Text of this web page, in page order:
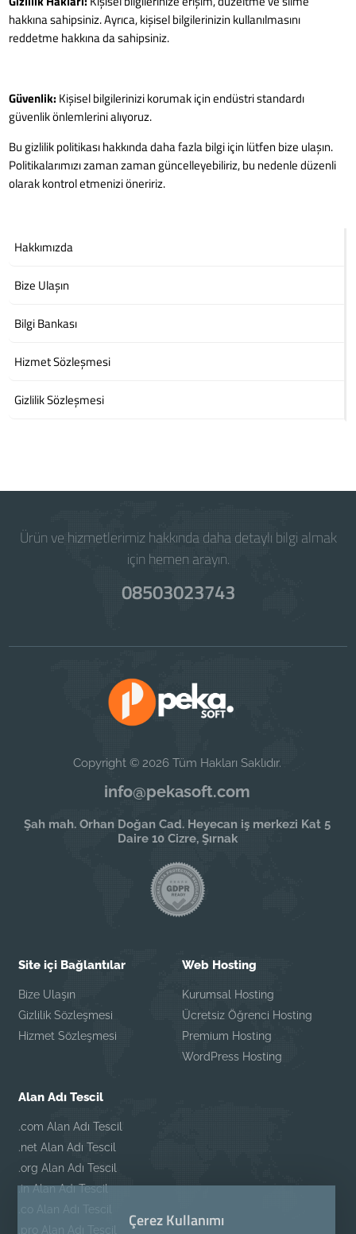
hakkına sahipsiniz. Ayrıca, kişisel bilgilerinizin kullanılmasını
reddetme hakkına da sahipsiniz.
Güvenlik: Kişisel bilgilerinizi korumak için endüstri standardı
güvenlik önlemlerini alıyoruz.
Bu gizlilik politikası hakkında daha fazla bilgi için lütfen bize ulaşın.
Politikalarımızı zaman zaman güncelleyebiliriz, bu nedenle düzenli
olarak kontrol etmenizi öneririz.
Hakkımızda
Bize Ulaşın
Bilgi Bankası
Hizmet Sözleşmesi
Gizlilik Sözleşmesi
Ürün ve hizmetlerimiz hakkında daha detaylı bilgi almak
için hemen arayın.
08503023743
Copyright © 2026 Tüm Hakları Saklıdır.
info@pekasoft.com
Şah mah. Orhan Doğan Cad. Heyecan iş merkezi Kat 5
Daire 10 Cizre, Şırnak
Site içi Bağlantılar
Bize Ulaşın
Gizlilik Sözleşmesi
Hizmet Sözleşmesi
Web Hosting
Kurumsal Hosting
Ücretsiz Öğrenci Hosting
Premium Hosting
WordPress Hosting
Alan Adı Tescil
.com Alan Adı Tescil
.net Alan Adı Tescil
.org Alan Adı Tescil
.in Alan Adı Tescil
.co Alan Adı Tescil
.pro Alan Adı Tescil
Çerez Kullanımı